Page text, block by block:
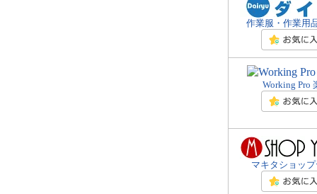
作業服・作業用
Working Pro
マキタショッ